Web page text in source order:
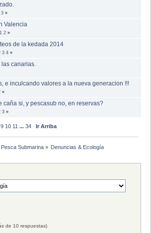
3 »
Valencia
1 2 »
de la kedada 2014
3 4 »
canarias.
e inculcando valores a la nueva generacion !!!
»
caña si, y pescasub no, en reservas?
3 »
9 10 11 ...34 Ir Arriba
Submarina» Denuncias & Ecología
de 10 respuestas)